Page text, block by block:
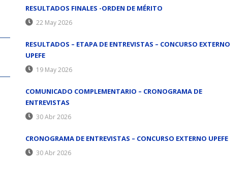
RESULTADOS FINALES -ORDEN DE MÉRITO
22 May 2026
RESULTADOS – ETAPA DE ENTREVISTAS – CONCURSO EXTERNO
UPEFE
19 May 2026
COMUNICADO COMPLEMENTARIO – CRONOGRAMA DE
ENTREVISTAS
30 Abr 2026
CRONOGRAMA DE ENTREVISTAS – CONCURSO EXTERNO UPEFE
30 Abr 2026